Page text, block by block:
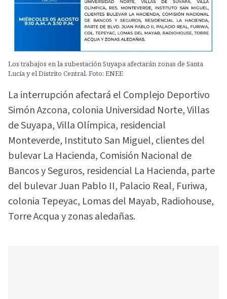
Los trabajos en la subestación Suyapa afectarán zonas de Santa
Lucía y el Distrito Central. Foto: ENEE
La interrupción afectará el Complejo Deportivo
Simón Azcona, colonia Universidad Norte, Villas
de Suyapa, Villa Olímpica, residencial
Monteverde, Instituto San Miguel, clientes del
bulevar La Hacienda, Comisión Nacional de
Bancos y Seguros, residencial La Hacienda, parte
del bulevar Juan Pablo II, Palacio Real, Furiwa,
colonia Tepeyac, Lomas del Mayab, Radiohouse,
Torre Acqua y zonas aledañas.